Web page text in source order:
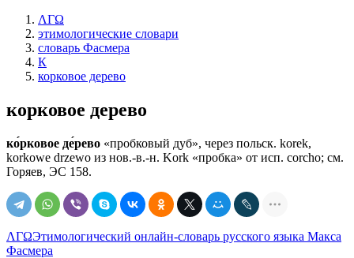
ΛΓΩ
этимологические словари
словарь Фасмера
К
корковое дерево
корковое дерево
ко́рковое де́рево «пробковый дуб», через польск. korek,
korkowe drzewo из нов.-в.-н. Kork «пробка» от исп. соrсhо; см.
Горяев, ЭС 158.
ΛΓΩЭтимологический онлайн-словарь русского языка Макса
Фасмера